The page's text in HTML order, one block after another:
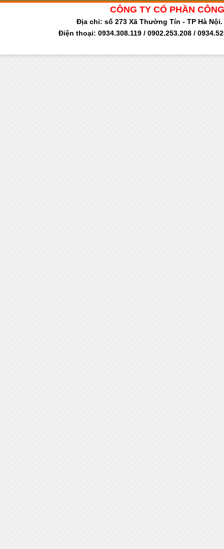
CÔNG TY CỔ PHẦN
Địa chỉ: số 273 Xã Thường Tín - TP Hà
Điện thoại: 0934.308.119 / 0902.253.208 /